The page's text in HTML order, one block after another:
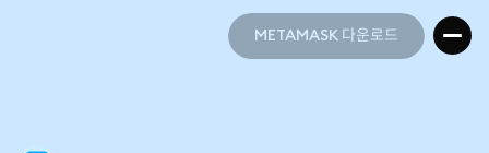
METAMASK 다운로드